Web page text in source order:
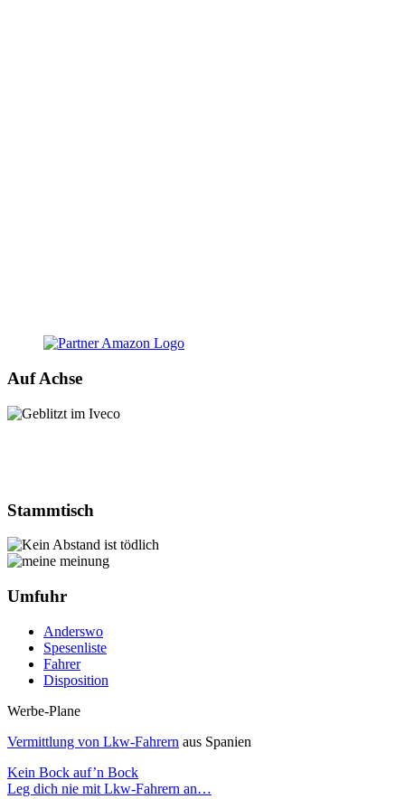
Auf Achse
Stammtisch
Umfuhr
Anderswo
Spesenliste
Fahrer
Disposition
Werbe-Plane
Vermittlung von Lkw-Fahrern aus Spanien
Kein Bock auf’n Bock
Leg dich nie mit Lkw-Fahrern an…